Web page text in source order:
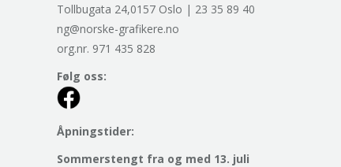
Tollbugata 24,0157 Oslo | 23 35 89 40
ng@norske-grafikere.no
org.nr. 971 435 828
Følg oss:
Åpningstider:
Sommerstengt fra og med 13. juli